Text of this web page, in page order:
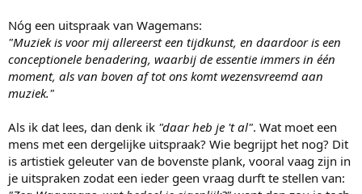
Nóg een uitspraak van Wagemans:
"Muziek is voor mij allereerst een tijdkunst, en daardoor is een
conceptionele benadering, waarbij de essentie immers in één
moment, als van boven af tot ons komt wezensvreemd aan
muziek."
Als ik dat lees, dan denk ik "daar heb je 't al". Wat moet een
mens met een dergelijke uitspraak? Wie begrijpt het nog? Dit
is artistiek geleuter van de bovenste plank, vooral vaag zijn in
je uitspraken zodat een ieder geen vraag durft te stellen van: